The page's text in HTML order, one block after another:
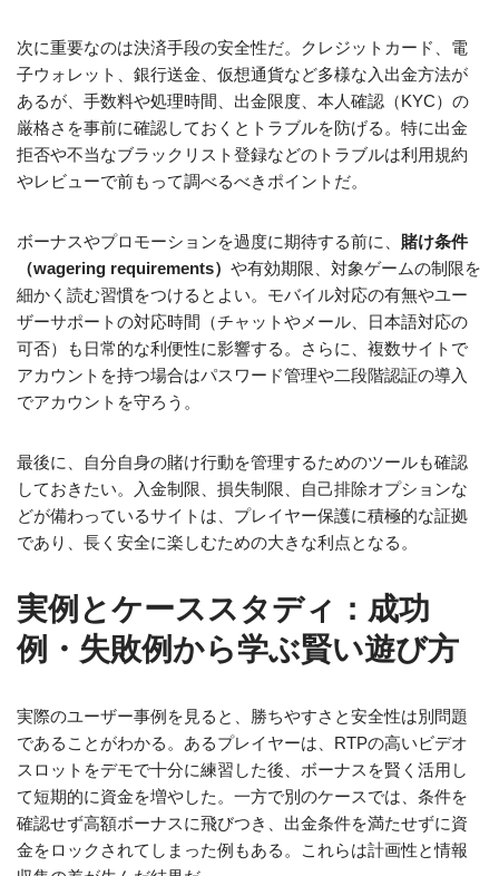
次に重要なのは決済手段の安全性だ。クレジットカード、電
子ウォレット、銀行送金、仮想通貨など多様な入出金方法が
あるが、手数料や処理時間、出金限度、本人確認（KYC）の
厳格さを事前に確認しておくとトラブルを防げる。特に出金
拒否や不当なブラックリスト登録などのトラブルは利用規約
やレビューで前もって調べるべきポイントだ。
ボーナスやプロモーションを過度に期待する前に、 賭け条件
（wagering requirements） や有効期限、対象ゲームの制限を
細かく読む習慣をつけるとよい。モバイル対応の有無やユー
ザーサポートの対応時間（チャットやメール、日本語対応の
可否）も日常的な利便性に影響する。さらに、複数サイトで
アカウントを持つ場合はパスワード管理や二段階認証の導入
でアカウントを守ろう。
最後に、自分自身の賭け行動を管理するためのツールも確認
しておきたい。入金制限、損失制限、自己排除オプションな
どが備わっているサイトは、プレイヤー保護に積極的な証拠
であり、長く安全に楽しむための大きな利点となる。
実例とケーススタディ：成功
例・失敗例から学ぶ賢い遊び方
実際のユーザー事例を見ると、勝ちやすさと安全性は別問題
であることがわかる。あるプレイヤーは、RTPの高いビデオ
スロットをデモで十分に練習した後、ボーナスを賢く活用し
て短期的に資金を増やした。一方で別のケースでは、条件を
確認せず高額ボーナスに飛びつき、出金条件を満たせずに資
金をロックされてしまった例もある。これらは計画性と情報